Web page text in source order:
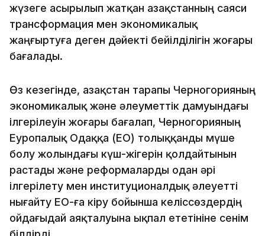
жүзеге асырылып жатқан Қазақстанның саяси
трансформация мен экономикалық
жаңғыртуға деген дәйекті бейілділігін жоғары
бағалады.
Өз кезегінде, Қазақстан тарапы Черногорияның
экономикалық және әлеуметтік дамуындағы
ілгерілеуін жоғары бағалап, Черногорияның
Еуропалық Одаққа (ЕО) толыққанды мүше
болу жолындағы күш-жігерін қолдайтынын
растады және реформаларды одан әрі
ілгерілету мен институционалдық әлеуетті
нығайту ЕО-ға кіру бойынша келіссөздердің
ойдағыдай аяқталуына ықпал ететініне сенім